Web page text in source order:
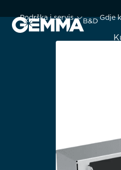
Podrška i servis Gdje